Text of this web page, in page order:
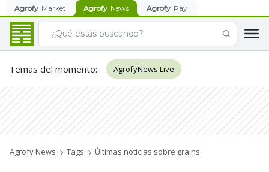
Agrofy Market Agrofy News Agrofy Pay
Temas del momento: AgrofyNews Live
Agrofy News Tags Últimas noticias sobre grains